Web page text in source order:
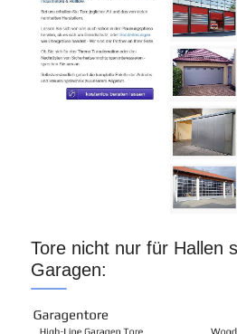
Tore nicht nur für Hallen
Garagen: